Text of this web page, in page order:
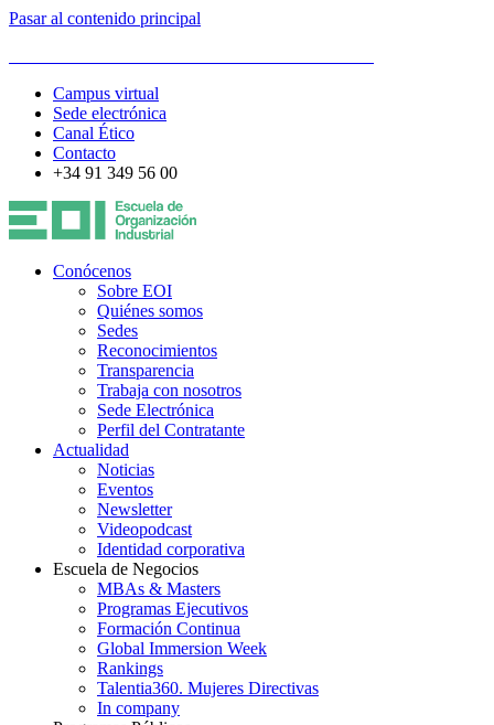
Pasar al contenido principal
Campus virtual
Sede electrónica
Canal Ético
Contacto
+34 91 349 56 00
Conócenos
Sobre EOI
Quiénes somos
Sedes
Reconocimientos
Transparencia
Trabaja con nosotros
Sede Electrónica
Perfil del Contratante
Actualidad
Noticias
Eventos
Newsletter
Videopodcast
Identidad corporativa
Escuela de Negocios
MBAs & Masters
Programas Ejecutivos
Formación Continua
Global Immersion Week
Rankings
Talentia360. Mujeres Directivas
In company